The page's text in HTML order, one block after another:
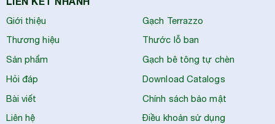
Giới thiệu
Thương hiệu
Sản phẩm
Hỏi đáp
Bài viết
Liên hệ
Gạch Terrazzo
Thước lỗ ban
Gạch bê tông tự chèn
Download Catalogs
Chính sách bảo mật
Điều khoản sử dụng